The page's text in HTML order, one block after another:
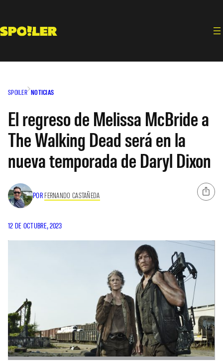
contenido
SPOILER NOTICIAS
El regreso de Melissa McBride a
The Walking Dead será en la
nueva temporada de Daryl Dixon
POR FERNANDO CASTAÑEDA
12 DE OCTUBRE, 2023